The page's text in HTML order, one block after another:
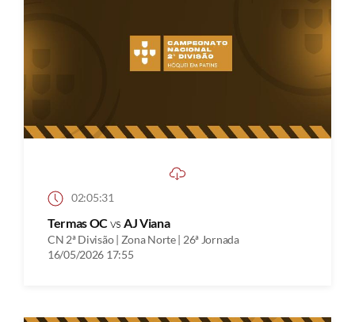
02:05:31
Termas OCvs AJ Viana
CN 2ª Divisão | Zona Norte | 26ª Jornada
16/05/2026 17:55